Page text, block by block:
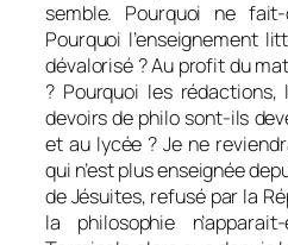
semble. Pourquoi ne
Pourquoi l’enseignement
dévalorisé ? Au profit du
? Pourquoi les
devoirs de philo sont-ils
et au lycée ? Je ne
qui n’est plus enseignée
de Jésuites, refusé par la
la philosophie